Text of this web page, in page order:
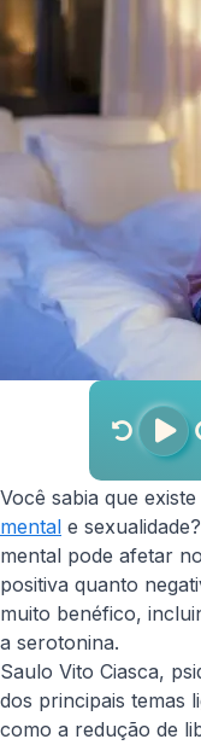
Você sabia que
mental e
mental pode afetar
positiva quanto
muito benéfico,
a serotonina.
Saulo Vito Ciasca,
dos principais temas
como a redução de